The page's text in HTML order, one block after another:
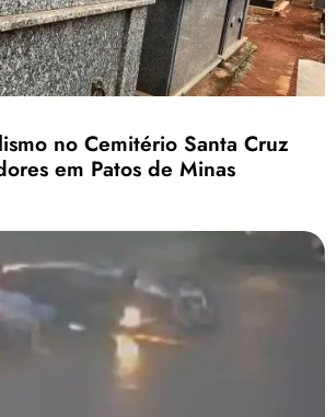
no Cemitério Santa Cruz
em Patos de Minas